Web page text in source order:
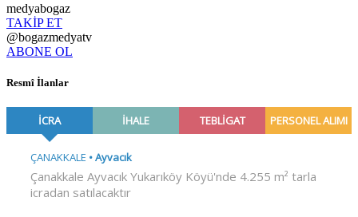
medyabogaz
TAKİP ET
@bogazmedyatv
ABONE OL
Resmî İlanlar